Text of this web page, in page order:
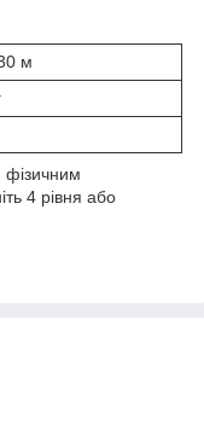
м
фізичним
4 рівня або